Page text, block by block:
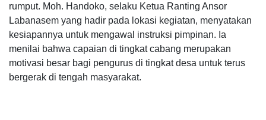
rumput. Moh. Handoko, selaku Ketua Ranting Ansor
Labanasem yang hadir pada lokasi kegiatan, menyatakan
kesiapannya untuk mengawal instruksi pimpinan. Ia
menilai bahwa capaian di tingkat cabang merupakan
motivasi besar bagi pengurus di tingkat desa untuk terus
bergerak di tengah masyarakat.